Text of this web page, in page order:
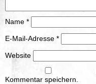
Name *
E-Mail-Adresse *
Website
Kommentar speichern.